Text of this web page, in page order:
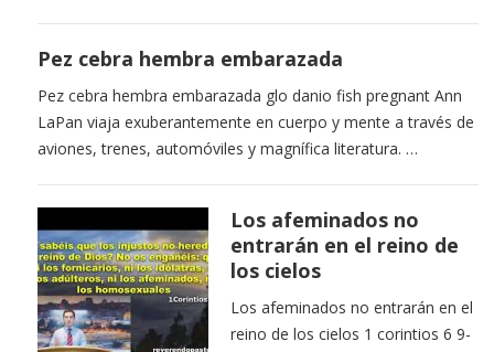
Pez cebra hembra embarazada
Pez cebra hembra embarazada glo danio fish pregnant Ann
LaPan viaja exuberantemente en cuerpo y mente a través de
aviones, trenes, automóviles y magnífica literatura. …
Los afeminados no
entrarán en el reino de
los cielos
Los afeminados no entrarán en el
reino de los cielos 1 corintios 6 9-